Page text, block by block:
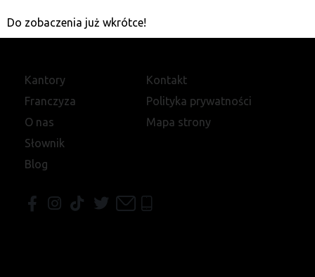
Kantory
Franczyza
O nas
Słownik
Blog
Kontakt
Polityka prywatności
Mapa strony
Do zobaczenia już wkrótce!